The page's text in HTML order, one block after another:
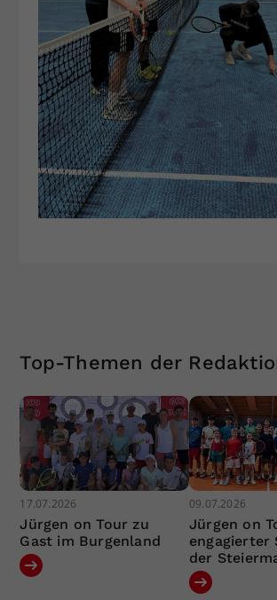
Top-Themen der
17.07.2026
Jürgen on Tour zu
Gast im Burgenland
09.07.2026
Jürgen on
engagierter
der